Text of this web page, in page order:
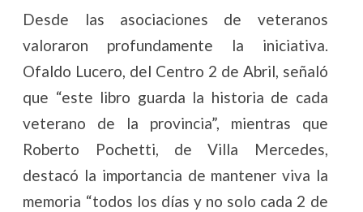
Desde las asociaciones de veteranos
valoraron profundamente la iniciativa.
Ofaldo Lucero, del Centro 2 de Abril, señaló
que “este libro guarda la historia de cada
veterano de la provincia”, mientras que
Roberto Pochetti, de Villa Mercedes,
destacó la importancia de mantener viva la
memoria “todos los días y no solo cada 2 de